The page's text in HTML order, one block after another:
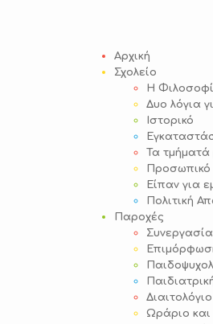
Αρχική
Σχολείο
Η
Δυο λόγια
Ιστορικό
Τα τμήματά
Προσωπικό
Είπαν για
Πολιτική
Παροχές
Συνεργασία
Διαιτολόγιο
Ωράριο και